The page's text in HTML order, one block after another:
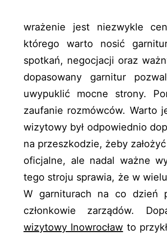
wrażenie jest niezwykle
którego warto nosić
spotkań, negocjacji oraz
dopasowany garnitur
uwypuklić mocne strony.
zaufanie rozmówców. Warto
wizytowy był odpowiednio
na przeszkodzie, żeby
oficjalne, ale nadal ważne
tego stroju sprawia, że w
W garniturach na co dzień
członkowie zarządów.
wizytowy Inowrocław to